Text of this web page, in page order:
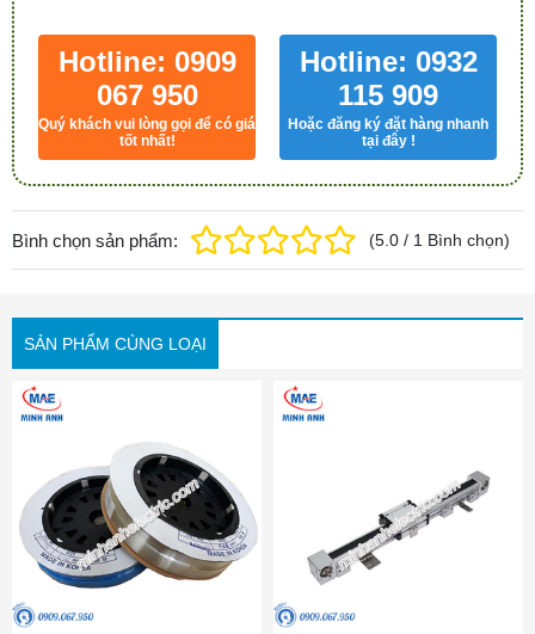
Hotline: 0909
067 950
Quý khách vui lòng gọi để có giá
tốt nhất!
Hotline: 0932
115 909
Hoặc đăng ký đặt hàng nhanh
tại đây !
Bình chọn sản phẩm: (5.0 / 1 Bình chọn)
SẢN PHẨM CÙNG LOẠI